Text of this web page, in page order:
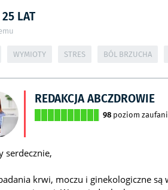
LAT
WYMIOTY STRES BÓL BRZUCHA
REDAKCJA ABCZDROWIE
98 poziom
serdecznie,
krwi, moczu i ginekologiczne są